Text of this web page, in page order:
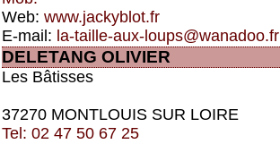
Web: www.jackyblot.fr
E-mail: la-taille-aux-loups@wanadoo.fr
DELETANG OLIVIER
Les Bâtisses
37270 MONTLOUIS SUR LOIRE
Tel: 02 47 50 67 25